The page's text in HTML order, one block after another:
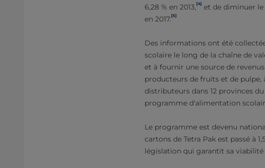
6,28 % en 2013,[4] et de diminuer le
en 2017.[5]
Des informations ont été
scolaire le long de la chaîne de
et à fournir une source de
producteurs de fruits et de pulpe,
distributeurs dans 12 provinces
programme d'alimentation
Le programme est devenu
cartons de Tetra Pak est passé à
législation qui garantit sa